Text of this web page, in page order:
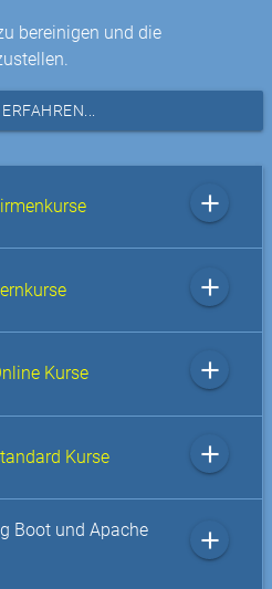
bereinigen und die
add
add
Kurse add
Kurse add
Boot und Apache
add